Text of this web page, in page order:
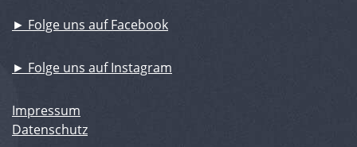
► Folge uns auf Facebook
► Folge uns auf Instagram
Impressum
Datenschutz